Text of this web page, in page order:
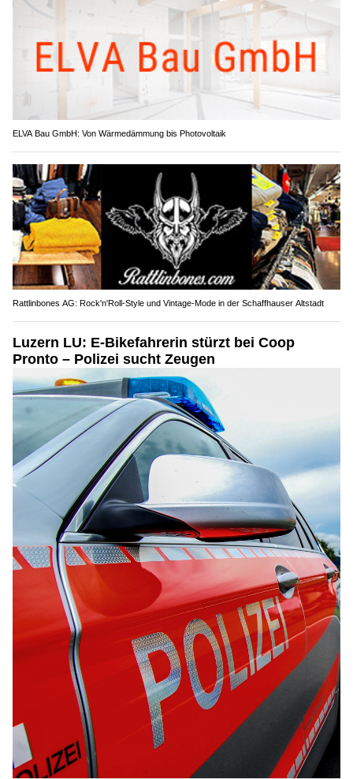
ELVA Bau GmbH: Von Wärmedämmung bis Photovoltaik
Rattlinbones AG: Rock'n'Roll-Style und Vintage-Mode in der Schaffhauser Altstadt
Luzern LU: E-Bikefahrerin stürzt bei Coop
Pronto – Polizei sucht Zeugen